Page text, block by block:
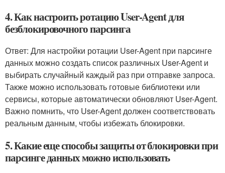
4. Как настроить ротацию User-Agent для
безблокировочного парсинга
Ответ: Для настройки ротации User-Agent при парсинге
данных можно создать список различных User-Agent и
выбирать случайный каждый раз при отправке запроса.
Также можно использовать готовые библиотеки или
сервисы, которые автоматически обновляют User-Agent.
Важно помнить, что User-Agent должен соответствовать
реальным данным, чтобы избежать блокировки.
5. Какие еще способы защиты от блокировки при
парсинге данных можно использовать